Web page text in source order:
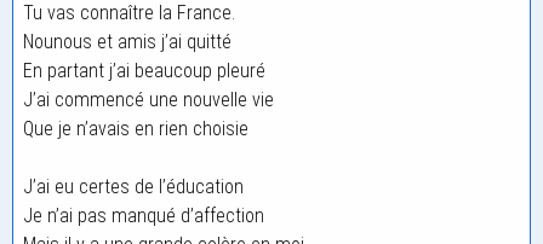
Tu vas connaître la France.
Nounous et amis j’ai quitté
En partant j’ai beaucoup pleuré
J’ai commencé une nouvelle vie
Que je n’avais en rien choisie
J’ai eu certes de l’éducation
Je n’ai pas manqué d’affection